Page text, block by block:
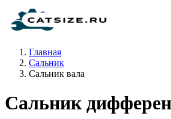
Главная
Сальник
Сальник вала
Сальник